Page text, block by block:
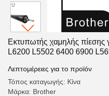
Εκτυπωτής χαμηλής πίεσης
L6200 L5502 6400 6900
Λεπτομέρειες για το προϊόν
Τόπος καταγωγής: Κίνα
Μάρκα: Brother